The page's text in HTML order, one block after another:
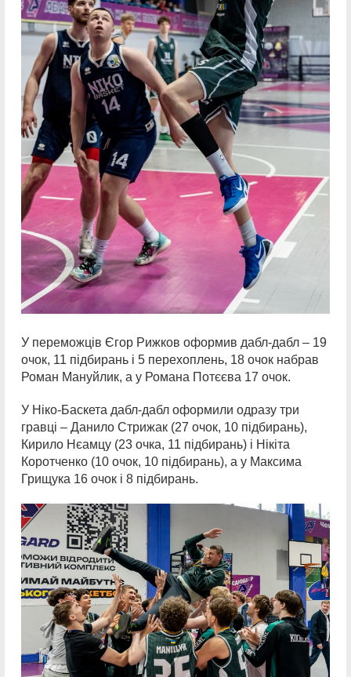
У переможців Єгор Рижков оформив дабл-дабл – 19
очок, 11 підбирань і 5 перехоплень, 18 очок набрав
Роман Мануйлик, а у Романа Потєєва 17 очок.
У Ніко-Баскета дабл-дабл оформили одразу три
гравці – Данило Стрижак (27 очок, 10 підбирань),
Кирило Нєамцу (23 очка, 11 підбирань) і Нікіта
Коротченко (10 очок, 10 підбирань), а у Максима
Грищука 16 очок і 8 підбирань.